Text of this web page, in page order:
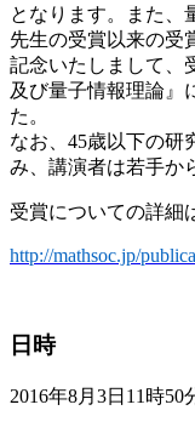
となります。また、
先生の受賞以来の受
記念いたしまして、
及び量子情報理論』
た。
なお、45歳以下の研
み、講演者は若手か
受賞についての詳細
http://mathsoc.jp/
日時
2016年8月 3日11時50